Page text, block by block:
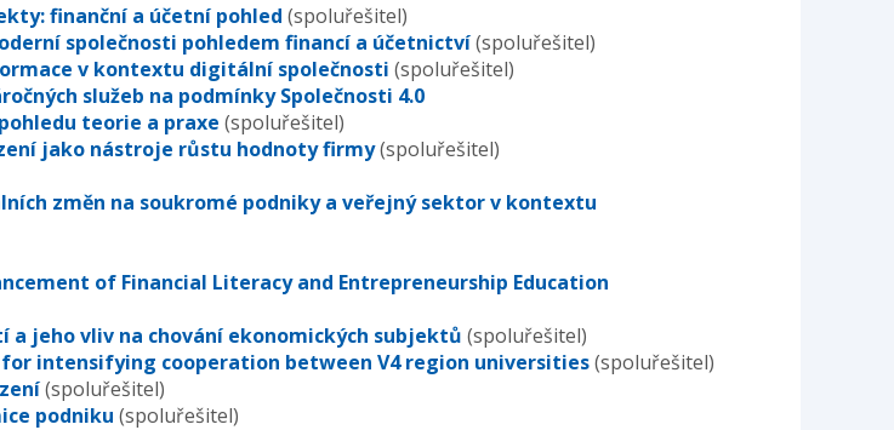
finanční a účetní pohled (spoluřešitel)
společnosti pohledem financí a účetnictví(spoluřešitel)
v kontextu digitální společnosti (spoluřešitel)
služeb na podmínky Společnosti 4.0
teorie a praxe (spoluřešitel)
jako nástroje růstu hodnoty firmy(spoluřešitel)
změn na soukromé podniky a veřejný sektor v kontextu
of Financial Literacy and Entrepreneurship Education
a jeho vliv na chování ekonomických subjektů (spoluřešitel)
intensifying cooperation between V4 region universities(spoluřešitel)
(spoluřešitel)
podniku (spoluřešitel)